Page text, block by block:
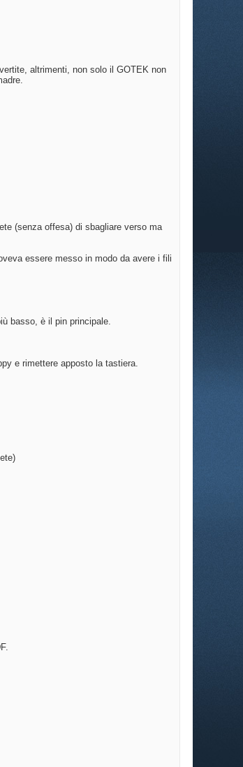
altrimenti, non solo il GOTEK non
(senza offesa) di sbagliare verso ma
essere messo in modo da avere i fili
basso, è il pin principale.
e rimettere apposto la tastiera.